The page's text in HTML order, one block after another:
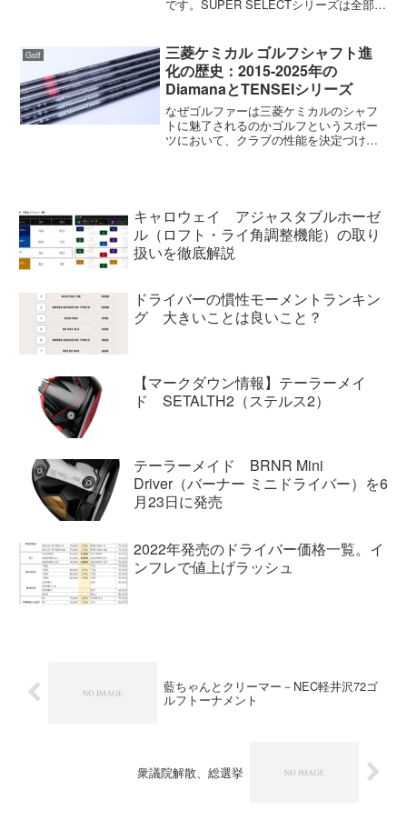
です。SUPER SELECTシリーズは全部で
NEWPORT PLUS、NEWP...
Golf
三菱ケミカル ゴルフシャフト進
化の歴史：2015-2025年の
DiamanaとTENSEIシリーズ
なぜゴルファーは三菱ケミカルのシャフ
トに魅了されるのかゴルフというスポー
ツにおいて、クラブの性能を決定づける
キャロウェイ アジャスタブルホーゼ
ル（ロフト・ライ角調整機能）の取り
扱いを徹底解説
ドライバーの慣性モーメントランキン
グ 大きいことは良いこと？
【マークダウン情報】テーラーメイ
ド SETALTH2（ステルス2）
テーラーメイド BRNR Mini
Driver（バーナー ミニドライバー）を6
月23日に発売
2022年発売のドライバー価格一覧。イ
ンフレで値上げラッシュ
藍ちゃんとクリーマー－NEC軽井沢72ゴ
ルフトーナメント
衆議院解散、総選挙